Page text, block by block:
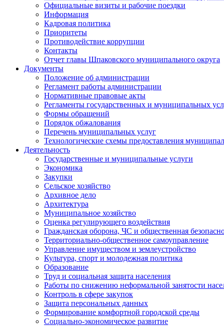
Официальные визиты и рабочие поездки
Информация
Кадровая политика
Приоритеты
Противодействие коррупции
Контакты
Отчет главы Шпаковского муниципального округа
Документы
Положение об администрации
Регламент работы администрации
Нормативные правовые акты
Регламенты государственных и муниципальных
Формы обращений
Порядок обжалования
Перечень муниципальных услуг
Технологические схемы предоставления
Деятельность
Государственные и муниципальные услуги
Экономика
Закупки
Сельское хозяйство
Архивное дело
Архитектура
Муниципальное хозяйство
Оценка регулирующего воздействия
Гражданская оборона, ЧС и общественная
Территориально-общественное самоуправление
Управление имуществом и землеустройство
Культура, спорт и молодежная политика
Образование
Труд и социальная защита населения
Работы по снижению неформальной занятости
Контроль в сфере закупок
Защита персональных данных
Формирование комфортной городской среды
Социально-экономическое развитие